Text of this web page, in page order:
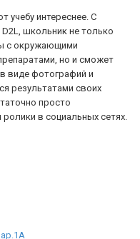
учебу интереснее. С
школьник не только
с окружающими
но и сможет
виде фотографий и
результатами своих
просто
в социальных сетях.